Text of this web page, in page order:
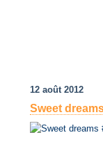
12 août 2012
Sweet